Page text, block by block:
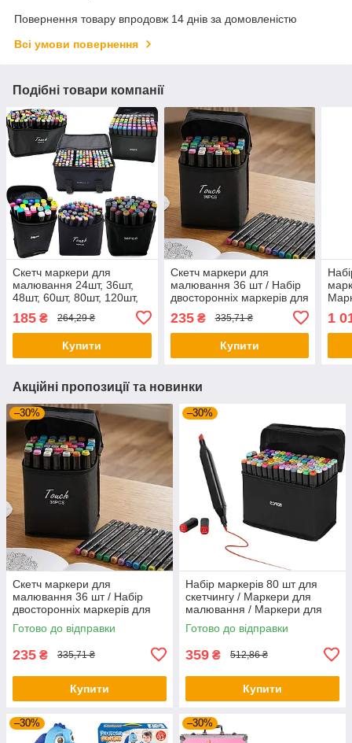
Повернення товару впродовж 14 днів за домовленістю
Всі умови повернення
Подібні товари компанії
Скетч маркери для
малювання 24шт, 36шт,
48шт, 60шт, 80шт, 120шт,
для малювання
185 ₴ 264,29 ₴
Купити
Скетч маркери для
малювання 36 шт / Набір
двосторонніх маркерів для
235₴ 335,71 ₴
Купити
1
Акційні пропозиції та новинки
–30%
Скетч маркери для
малювання 36 шт / Набір
двосторонніх маркерів для
малювання
Готово до відправки
235 ₴ 335,71 ₴
Купити
–30%
Набір маркерів 80 шт для
скетчингу / Маркери для
малювання / Маркери для
скетчингу
Готово до відправки
359 ₴ 512,86 ₴
Купити
–30% –30%